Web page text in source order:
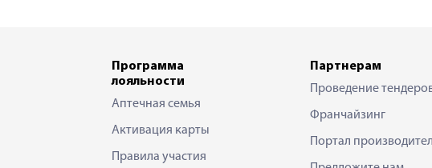
Программа
лояльности
Аптечная семья
Активация карты
Правила участия
Партнерам
Проведение
Франчайзинг
Портал